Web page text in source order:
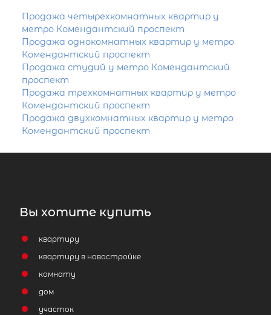
Продажа четырехкомнатных квартир у
метро Комендантский проспект
Продажа однокомнатных квартир у метро
Комендантский проспект
Продажа студий у метро Комендантский
проспект
Продажа трехкомнатных квартир у метро
Комендантский проспект
Продажа двухкомнатных квартир у метро
Комендантский проспект
Вы хотите купить
квартиру
квартиру в новостройке
комнату
дом
участок